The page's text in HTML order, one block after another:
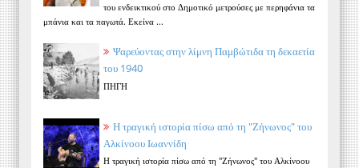
του ενδεικτικού στο Δημοτικό μετρούσες με περηφάνια τα
μπάνια και τα παγωτά. Εκείνα ...
Ψαρεύοντας στην λίμνη Παμβώτιδα τη δεκαετία
του 1940
ΠΗΓΗ
Η τραγική ιστορία πίσω από τη "Ζήνωνος" του
Αλκίνοου Ιωαννίδη
Η τραγική ιστορία πίσω από τη "Ζήνωνος" του Αλκίνοου